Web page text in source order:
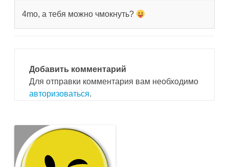
4mo, а тебя можно чмокнуть?
Добавить комментарий
Для отправки комментария вам необходимо
авторизоваться.